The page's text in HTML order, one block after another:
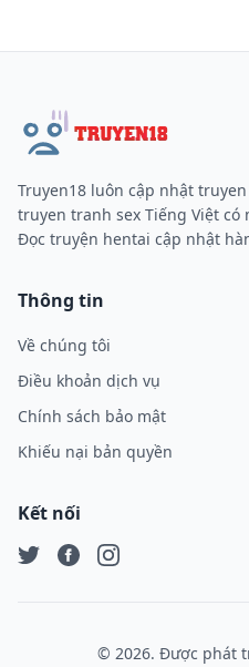
Truyen18 luôn cập nhật
truyen tranh sex Tiếng Việt có
Đọc truyện hentai cập nhật
Thông tin
Về chúng tôi
Điều khoản dịch vụ
Chính sách bảo mật
Khiếu nại bản quyền
Kết nối
© 2026. Được phát